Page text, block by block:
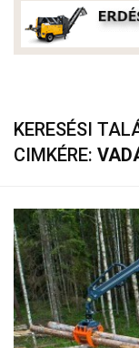
KERESÉSI
CIMKÉRE: